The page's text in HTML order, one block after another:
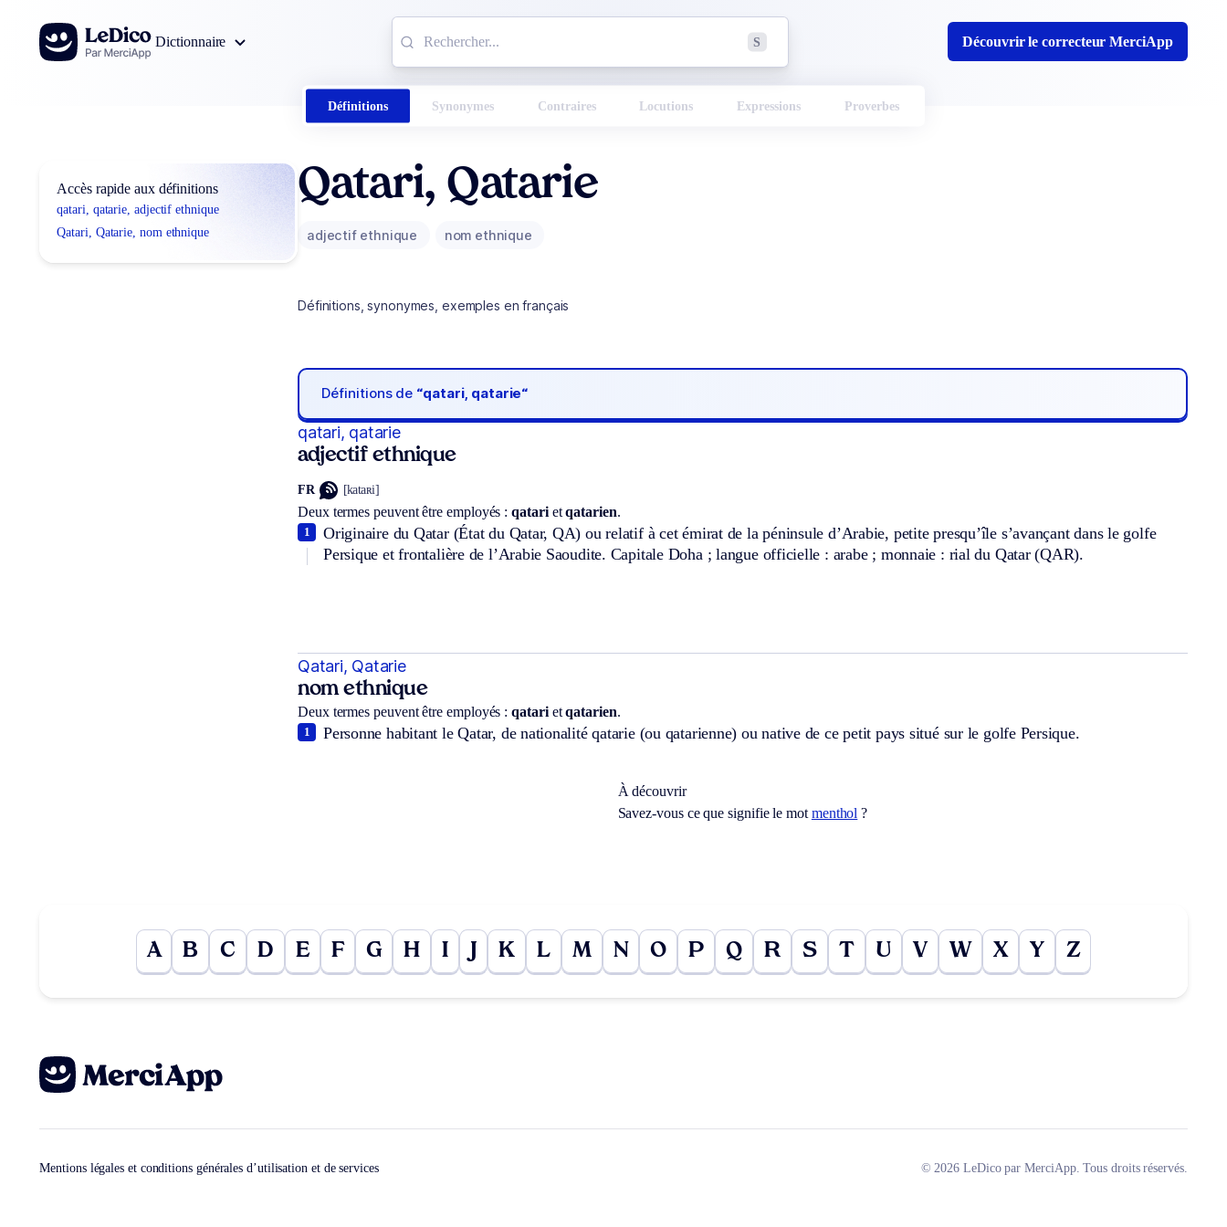
Aller au contenu
Dictionnaire
S Découvrir le correcteur MerciApp
Définitions Synonymes Contraires Locutions Expressions Proverbes
Accès rapide aux définitions
qatari, qatarie, adjectif ethnique
Qatari, Qatarie, nom ethnique
Qatari, Qatarie
adjectif ethnique nom ethnique
Définitions, synonymes, exemples en français
Définitions de “qatari, qatarie“
qatari, qatarie
adjectif ethnique
FR [kataʀi]
Deux termes peuvent être employés :qatarietqatarien.
Originaire du Qatar (État du Qatar, QA) ou relatif à cet émirat de la péninsule d’Arabie, petite presqu’île s’avançant dans le golfe
Persique et frontalière de l’Arabie Saoudite. Capitale Doha ; langue officielle : arabe ; monnaie : rial du Qatar (QAR).
1
Qatari, Qatarie
nom ethnique
Deux termes peuvent être employés :qatarietqatarien.
Personne habitant le Qatar, de nationalité qatarie (ou qatarienne) ou native de ce petit pays situé sur le golfe Persique.
1
À découvrir
Savez-vous ce que signifie le mot menthol ?
A B C D E F G H I K L M N O P Q R S T U V W X Y Z
Mentions légales et conditions générales d’utilisation et de services © 2026 LeDico par MerciApp. Tous droits réservés.